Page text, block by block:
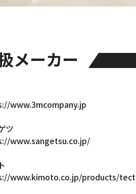
メーカー
www.3mcompany.jp
ツ
www.sangetsu.co.jp/
www.kimoto.co.jp/products/tect